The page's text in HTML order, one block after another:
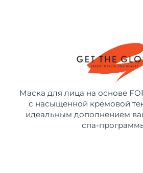
Маска для лица на основе
с насыщенной кремовой
идеальным дополнением
спа-